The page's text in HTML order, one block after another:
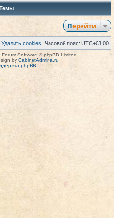
Темы
Перейти
Часовой пояс: UTC+03:00
Удалить cookies
Forum Software © phpBB Limited
by CabinetAdmina.ru
phpBB